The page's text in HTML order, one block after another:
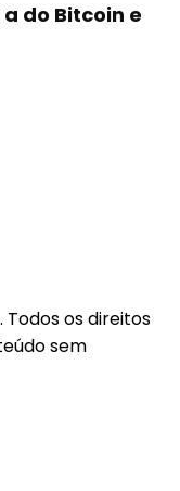
do Bitcoin e
Todos os direitos
sem